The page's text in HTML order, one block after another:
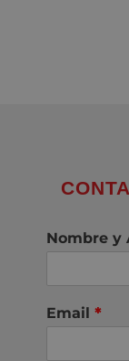
Nombre y
Email *